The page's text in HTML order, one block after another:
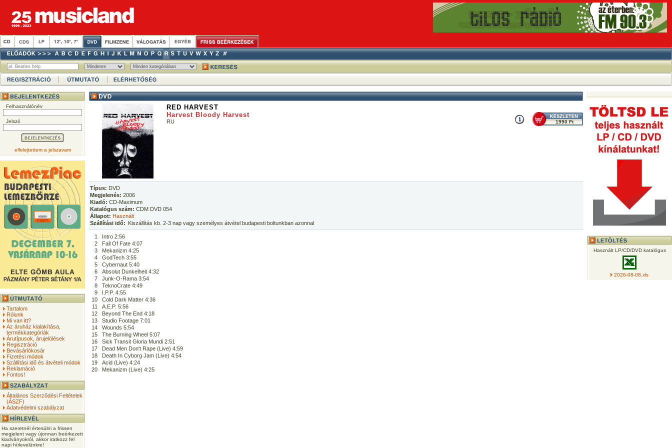
Felhasználónév
Jelszó
elfelejtettem a jelszavam
Tartalom
Rólunk
Mi van itt?
Az áruház kialakítása,
termékkategóriák
Árutípusok, árujelölések
Regisztráció
Bevásárlókosár
Fizetési módok
Szállítási idő és átvételi módok
Reklamáció
Fontos!
Általános Szerződési Feltételek
(ÁSZF)
Adatvédelmi szabályzat
Ha szeretnél értesülni a frissen
megjelent vagy újonnan beérkezett
kiadványokról, akkor iratkozz fel
napi hírlevelünkre!
RED HARVEST
Harvest Bloody Harvest
RU 1990 Ft
Típus: DVD
Megjelenés: 2006
Kiadó: CD-Maximum
Katalógus szám: CDM DVD 054
Állapot: Használt
Szállítási idő: Kiszállítás kb. 2-3 nap vagy személyes átvétel budapesti boltunkban azonnal
1
Intro 2:56
2
Fall Of Fate 4:07
3
Mekanizm 4:25
4
GodTech 3:55
5
Cybernaut 5:40
6
Absolut Dunkelheit 4:32
7
Junk-O-Rama 3:54
8
TeknoCrate 4:49
9
I.P.P. 4:55
10
Cold Dark Matter 4:36
11
A.E.P. 5:56
12
Beyond The End 4:18
13
Studio Footage 7:01
14
Wounds 5:54
15
The Burning Wheel 5:07
16
Sick Transit Gloria Mundi 2:51
17
Dead Men Don't Rape (Live) 4:59
18
Death In Cyborg Jam (Live) 4:54
19
Acid (Live) 4:24
20
Mekanizm (Live) 4:25
Használt LP/CD/DVD katalógus
2026-08-08.xls